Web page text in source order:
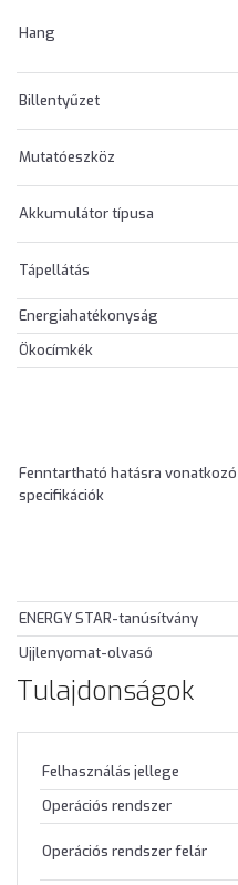
Hang
Billentyűzet
Mutatóeszköz
Akkumulátor típusa
Tápellátás
Energiahatékonyság
Ökocímkék
Fenntartható hatásra vonatkozó
specifikációk
ENERGY STAR-tanúsítvány
Ujjlenyomat-olvasó
Tulajdonságok
Felhasználás jellege
Operációs rendszer
Operációs rendszer felár